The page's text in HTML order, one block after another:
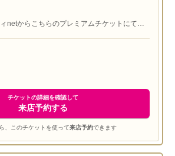
ィnetからこちらのプレミアムチケットにて対
定 ※他媒体特典との併用不可 ※ご本人確認
ございます ※サービス内容は予告なく変更
象となります
チケットの詳細を確認して
来店予約する
、このチケットを使って来店予約できます